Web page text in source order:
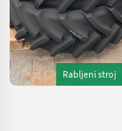
Rabljeni stroj